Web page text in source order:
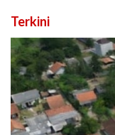
Terkini